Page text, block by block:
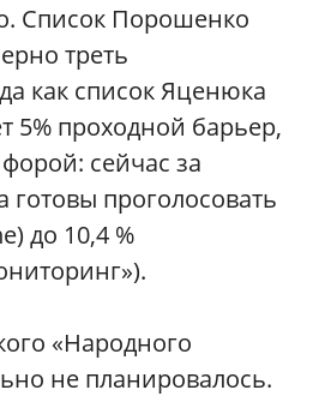
Список Порошенко
треть
как список Яценюка
5% проходной барьер,
сейчас за
проголосовать
до 10,4 %
«Народного
не планировалось.